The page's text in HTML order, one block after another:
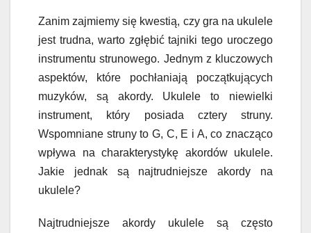
Zanim zajmiemy się kwestią, czy gra na ukulele
jest trudna, warto zgłębić tajniki tego uroczego
instrumentu strunowego. Jednym z kluczowych
aspektów, które pochłaniają początkujących
muzyków, są akordy. Ukulele to niewielki
instrument, który posiada cztery struny.
Wspomniane struny to G, C, E i A, co znacząco
wpływa na charakterystykę akordów ukulele.
Jakie jednak są najtrudniejsze akordy na
ukulele?
Najtrudniejsze akordy ukulele są często